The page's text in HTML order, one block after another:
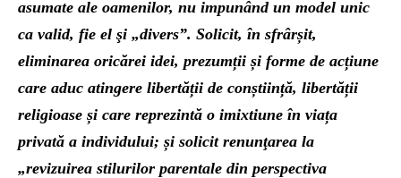
asumate ale oamenilor, nu impunând un model unic
ca valid, fie el şi „divers”. Solicit, în sfrârșit,
eliminarea oricărei idei, prezumții și forme de acțiune
care aduc atingere libertății de conștiință, libertății
religioase și care reprezintă o imixtiune în viața
privată a individului; și solicit renunţarea la
„revizuirea stilurilor parentale din perspectiva